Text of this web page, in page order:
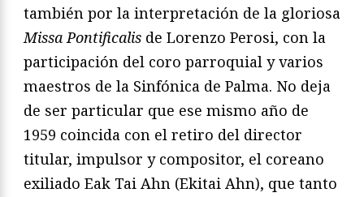
también por la interpretación de la gloriosa
Missa Pontificalis de Lorenzo Perosi, con la
participación del coro parroquial y varios
maestros de la Sinfónica de Palma. No deja
de ser particular que ese mismo año de
1959 coincida con el retiro del director
titular, impulsor y compositor, el coreano
exiliado Eak Tai Ahn (Ekitai Ahn), que tanto